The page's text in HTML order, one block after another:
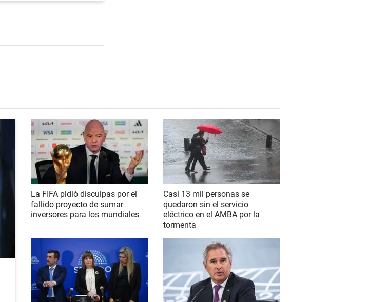
La FIFA pidió disculpas por el
fallido proyecto de sumar
inversores para los mundiales
Casi 13 mil personas se
quedaron sin el servicio
eléctrico en el AMBA por la
tormenta